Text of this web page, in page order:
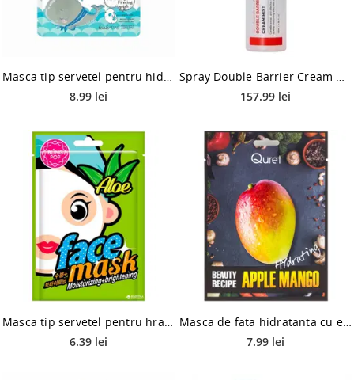
8.99 lei
157.99 lei
6.39 lei
Masca de fata hidratanta cu extract de mango, 25g, Quret
7.99 lei